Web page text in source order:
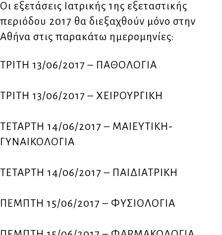
Οι εξετάσεις Ιατρικής 1ης εξεταστικής
περιόδου 2017 θα διεξαχθούν μόνο στην
Αθήνα στις παρακάτω ημερομηνίες:
ΤΡΙΤΗ 13/06/2017 – ΠΑΘΟΛΟΓΙΑ
ΤΡΙΤΗ 13/06/2017 – ΧΕΙΡΟΥΡΓΙΚΗ
ΤΕΤΑΡΤΗ 14/06/2017 – ΜΑΙΕΥΤΙΚΗ-
ΓΥΝΑΙΚΟΛΟΓΙΑ
ΤΕΤΑΡΤΗ 14/06/2017 – ΠΑΙΔΙΑΤΡΙΚΗ
ΠΕΜΠΤΗ 15/06/2017 – ΦΥΣΙΟΛΟΓΙΑ